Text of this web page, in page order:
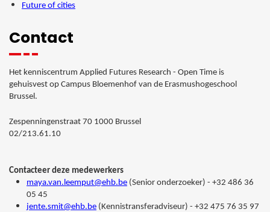
Future of cities
Contact
Het kenniscentrum Applied Futures Research - Open Time is
gehuisvest op Campus Bloemenhof van de Erasmushogeschool
Brussel.
Zespenningenstraat 70 1000 Brussel
02/213.61.10
Contacteer deze medewerkers
maya.van.leemput@ehb.be (Senior onderzoeker) - +32 486 36
05 45
jente.smit@ehb.be (Kennistransferadviseur) - +32 475 76 35 97